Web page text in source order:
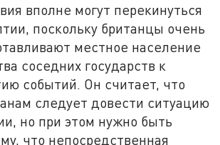
вполне могут перекинуться
поскольку британцы очень
местное население
соседних государств к
событий. Он считает, что
следует довести ситуацию
но при этом нужно быть
что непосредственная